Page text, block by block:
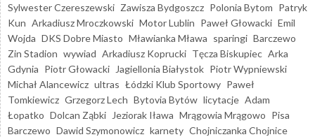
Sylwester Czereszewski Zawisza Bydgoszcz Polonia Bytom Patryk
Kun Arkadiusz Mroczkowski Motor Lublin Paweł Głowacki Emil
Wojda DKS Dobre Miasto Mławianka Mława sparingi Barczewo
Zin Stadion wywiad Arkadiusz Koprucki Tęcza Biskupiec Arka
Gdynia Piotr Głowacki Jagiellonia Białystok Piotr Wypniewski
Michał Alancewicz ultras Łódzki Klub Sportowy Paweł
Tomkiewicz Grzegorz Lech Bytovia Bytów licytacje Adam
Łopatko Dolcan Ząbki Jeziorak Iława Mrągowia Mrągowo Pisa
Barczewo Dawid Szymonowicz karnety Chojniczanka Chojnice